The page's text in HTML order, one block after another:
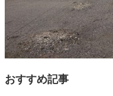
おすすめ記事